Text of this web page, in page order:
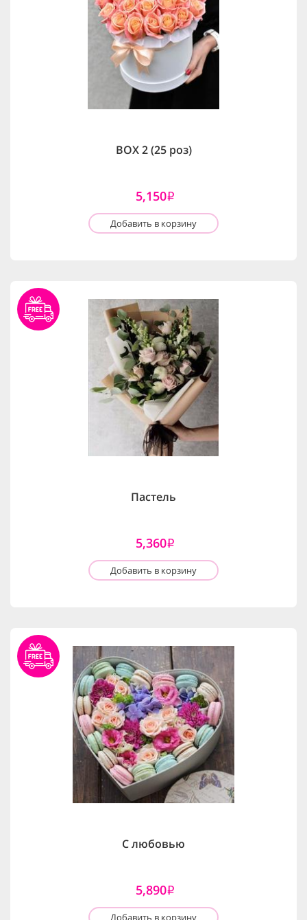
BOX 2 (25 роз)
5,150i
Добавить в корзину
Пастель
5,360i
Добавить в корзину
С любовью
5,890i
Добавить в корзину